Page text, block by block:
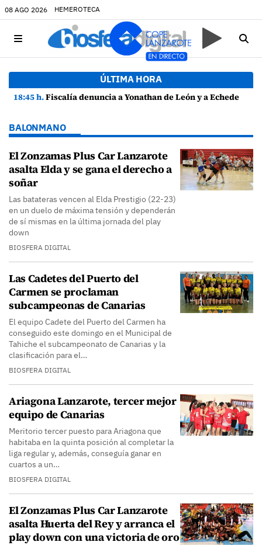
08 AGO 2026 HEMEROTECA
ÚLTIMA HORA
18:45 h.Fiscalía denuncia a Yonathan de León y a Echedey Eugenio por presuntas anomalías en contratos festivos
BALONMANO
El Zonzamas Plus Car Lanzarote
asalta Elda y se gana el derecho a
soñar
Las batateras vencen al Elda Prestigio (22-23)
en un duelo de máxima tensión y dependerán
de sí mismas en la última jornada del play
down
BIOSFERA DIGITAL
Las Cadetes del Puerto del
Carmen se proclaman
subcampeonas de Canarias
El equipo Cadete del Puerto del Carmen ha
conseguido este domingo en el Municipal de
Tahiche el subcampeonato de Canarias y la
clasificación para el…
BIOSFERA DIGITAL
Ariagona Lanzarote, tercer mejor
equipo de Canarias
Meritorio tercer puesto para Ariagona que
habitaba en la quinta posición al completar la
liga regular y, además, conseguía ganar en
cuartos a un…
BIOSFERA DIGITAL
El Zonzamas Plus Car Lanzarote
asalta Huerta del Rey y arranca el
play down con una victoria de oro